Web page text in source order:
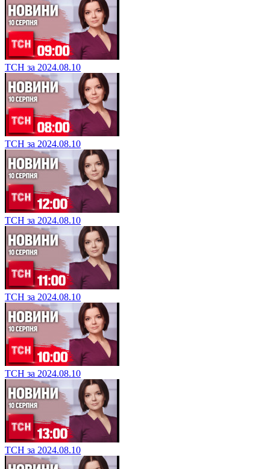
ТСН за 2024.08.10
ТСН за 2024.08.10
ТСН за 2024.08.10
ТСН за 2024.08.10
ТСН за 2024.08.10
ТСН за 2024.08.10